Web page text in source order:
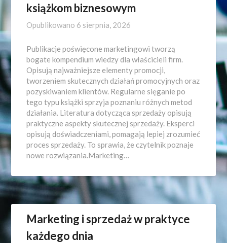
książkom biznesowym
Opublikowano 6 sierpnia, 2026
Publikacje poświęcone marketingowi tworzą
bogate kompendium wiedzy dla właścicieli firm.
Opisują najważniejsze elementy promocji,
tworzeniem skutecznych działań promocyjnych oraz
pozyskiwaniem klientów. Regularne sięganie po
tego typu książki sprzyja poznaniu różnych metod
działania. Literatura dotycząca sprzedaży opisują
praktyczne aspekty skutecznej sprzedaży. Eksperci
opisują doświadczeniami, pomagają lepiej zrozumieć
proces sprzedaży. To sprawia, że czytelnik poznaje
nowe rozwiązania.Marketing…
Marketing i sprzedaż w praktyce
każdego dnia